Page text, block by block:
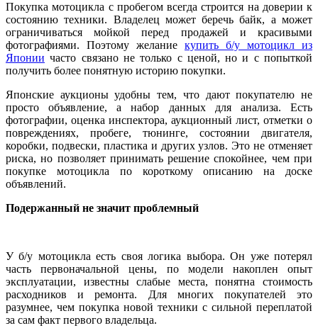
Покупка мотоцикла с пробегом всегда строится на доверии к
состоянию техники. Владелец может беречь байк, а может
ограничиваться мойкой перед продажей и красивыми
фотографиями. Поэтому желание купить б/у мотоцикл из
Японии часто связано не только с ценой, но и с попыткой
получить более понятную историю покупки.
Японские аукционы удобны тем, что дают покупателю не
просто объявление, а набор данных для анализа. Есть
фотографии, оценка инспектора, аукционный лист, отметки о
повреждениях, пробеге, тюнинге, состоянии двигателя,
коробки, подвески, пластика и других узлов. Это не отменяет
риска, но позволяет принимать решение спокойнее, чем при
покупке мотоцикла по короткому описанию на доске
объявлений.
Подержанный не значит проблемный
У б/у мотоцикла есть своя логика выбора. Он уже потерял
часть первоначальной цены, по модели накоплен опыт
эксплуатации, известны слабые места, понятна стоимость
расходников и ремонта. Для многих покупателей это
разумнее, чем покупка новой техники с сильной переплатой
за сам факт первого владельца.